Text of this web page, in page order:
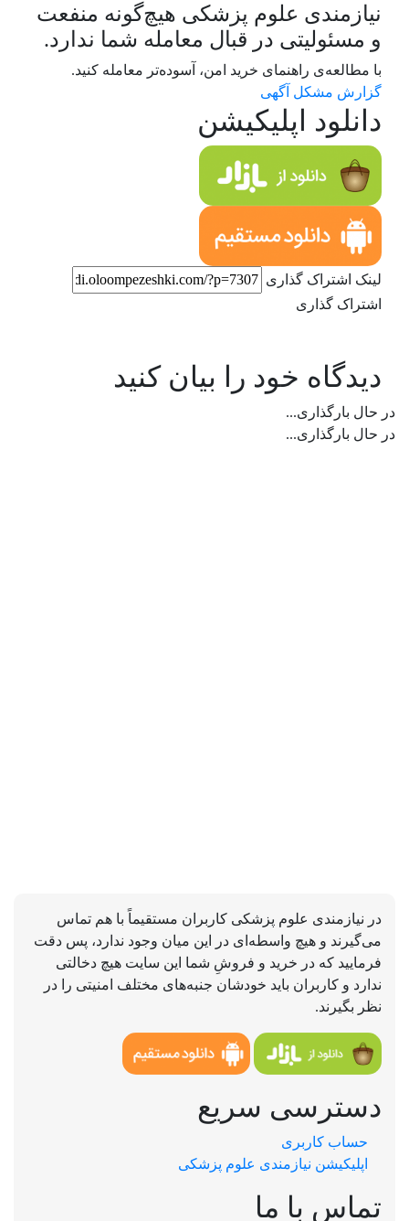
نیازمندی علوم پزشکی هیچ‌گونه منفعت
و مسئولیتی در قبال معامله شما ندارد.
با مطالعه‌ی راهنمای خرید امن، آسوده‌تر معامله کنید.
گزارش مشکل آگهی
دانلود اپلیکیشن
لینک اشتراک گذاری
اشتراک گذاری
دیدگاه خود را بیان کنید
در حال بارگذاری...
در حال بارگذاری...
در نیازمندی علوم پزشکی کاربران مستقیماً با هم تماس
می‌گیرند و هیچ واسطه‌ای در این میان وجود ندارد، پس دقت
فرمایید که در خرید و فروشِ شما این سایت هیچ دخالتی
ندارد و کاربران باید خودشان جنبه‌های مختلف امنیتی را در
نظر بگیرند.
دسترسی سریع
حساب کاربری
اپلیکیشن نیازمندی علوم پزشکی
تماس با ما